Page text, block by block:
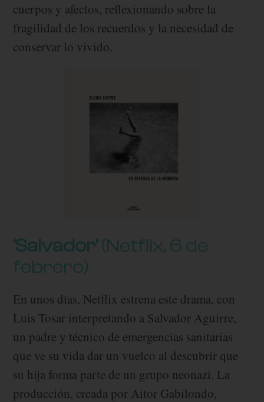
cuerpos y afectos, reflexionando sobre la
fragilidad de los recuerdos y la necesidad de
conservar lo vivido.
‘Salvador’(Netflix, 6 de
febrero)
En unos días, Netflix estrena este drama, con
Luis Tosar interpretando a Salvador Aguirre,
un padre y técnico de emergencias sanitarias
que ve su vida dar un vuelco al descubrir que
su hija forma parte de un grupo neonazi. La
producción, creada por Aitor Gabilondo,